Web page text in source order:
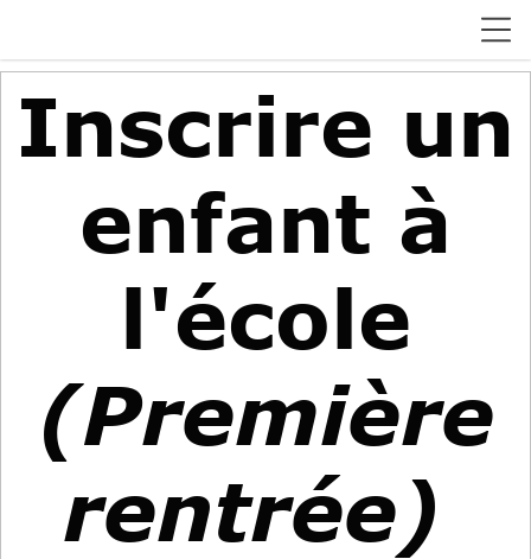
Inscrire un
enfant à
l'école
(Première
rentrée)